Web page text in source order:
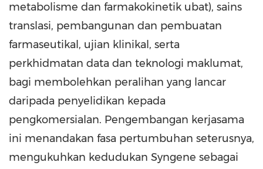
metabolisme dan farmakokinetik ubat), sains
translasi, pembangunan dan pembuatan
farmaseutikal, ujian klinikal, serta
perkhidmatan data dan teknologi maklumat,
bagi membolehkan peralihan yang lancar
daripada penyelidikan kepada
pengkomersialan. Pengembangan kerjasama
ini menandakan fasa pertumbuhan seterusnya,
mengukuhkan kedudukan Syngene sebagai